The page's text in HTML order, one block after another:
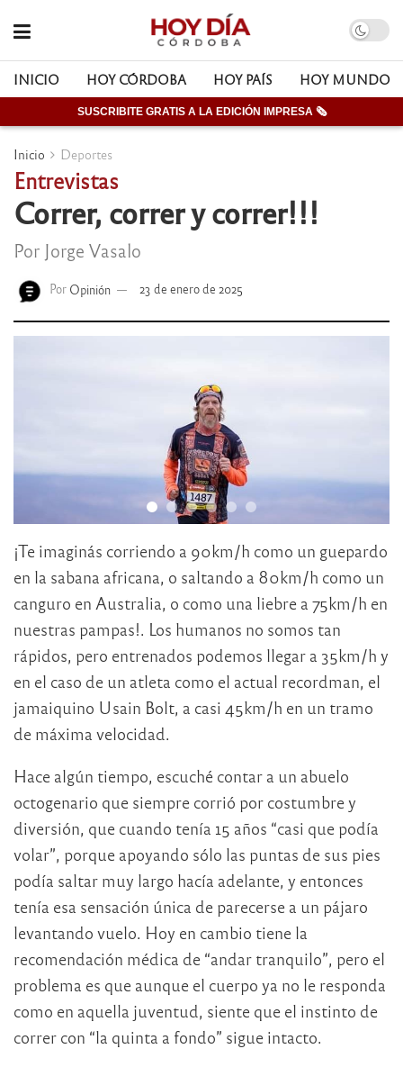
INICIO HOY CÓRDOBA HOY PAÍS HOY MUNDO
SUSCRIBITE GRATIS A LA EDICIÓN IMPRESA 🗞
Inicio Deportes
Entrevistas
Correr, correr y correr!!!
Por Jorge Vasalo
Por Opinión 23 de enero de 2025
¡Te imaginás corriendo a 90km/h como un guepardo
en la sabana africana, o saltando a 80km/h como un
canguro en Australia, o como una liebre a 75km/h en
nuestras pampas!. Los humanos no somos tan
rápidos, pero entrenados podemos llegar a 35km/h y
en el caso de un atleta como el actual recordman, el
jamaiquino Usain Bolt, a casi 45km/h en un tramo
de máxima velocidad.
Hace algún tiempo, escuché contar a un abuelo
octogenario que siempre corrió por costumbre y
diversión, que cuando tenía 15 años “casi que podía
volar”, porque apoyando sólo las puntas de sus pies
podía saltar muy largo hacía adelante, y entonces
tenía esa sensación única de parecerse a un pájaro
levantando vuelo. Hoy en cambio tiene la
recomendación médica de “andar tranquilo”, pero el
problema es que aunque el cuerpo ya no le responda
como en aquella juventud, siente que el instinto de
correr con “la quinta a fondo” sigue intacto.